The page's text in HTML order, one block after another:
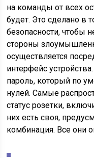
на команды от всех
будет. Это сделано в
безопасности, чтобы
стороны
осуществляется
интерфейс
пароль, который по
нулей. Самые
статус розетки,
них есть своя,
комбинация. Все они